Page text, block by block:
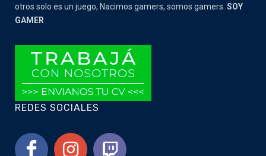
otros solo es un juego, Nacimos gamers, somos gamers. SOY
GAMER
REDES SOCIALES